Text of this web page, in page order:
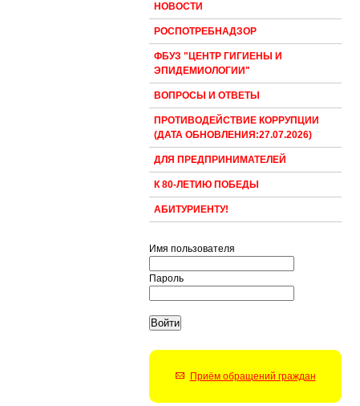
НОВОСТИ
РОСПОТРЕБНАДЗОР
ФБУЗ "ЦЕНТР ГИГИЕНЫ И
ЭПИДЕМИОЛОГИИ"
ВОПРОСЫ И ОТВЕТЫ
ПРОТИВОДЕЙСТВИЕ КОРРУПЦИИ
(ДАТА ОБНОВЛЕНИЯ:27.07.2026)
ДЛЯ ПРЕДПРИНИМАТЕЛЕЙ
К 80-ЛЕТИЮ ПОБЕДЫ
АБИТУРИЕНТУ!
Имя пользователя
Пароль
Приём обращений граждан